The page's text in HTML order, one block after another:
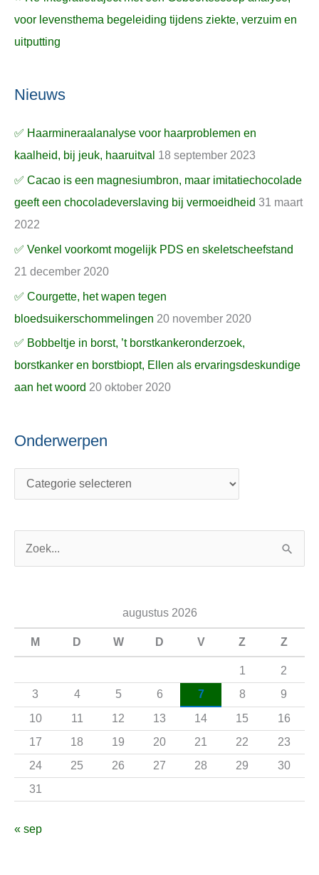
voor levensthema begeleiding tijdens ziekte, verzuim en
uitputting
Nieuws
✅ Haarmineraalanalyse voor haarproblemen en
kaalheid, bij jeuk, haaruitval 18 september 2023
✅ Cacao is een magnesiumbron, maar imitatiechocolade
geeft een chocoladeverslaving bij vermoeidheid 31 maart
2022
✅ Venkel voorkomt mogelijk PDS en skeletscheefstand
21 december 2020
✅ Courgette, het wapen tegen
bloedsuikerschommelingen 20 november 2020
✅ Bobbeltje in borst, ’t borstkankeronderzoek,
borstkanker en borstbiopt, Ellen als ervaringsdeskundige
aan het woord 20 oktober 2020
Onderwerpen
a
r
:
augustus 2026
M D W D V Z Z
1
2
3
4 5 6 7 8
9
10
11 12 13 14 15
16
17
18 19 20 21 22
23
24
25 26 27 28 29
30
31
« sep